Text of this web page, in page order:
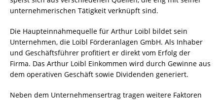
unternehmerischen Tätigkeit verknüpft sind.
Die Haupteinnahmequelle für Arthur Loibl bildet sein
Unternehmen, die Loibl Förderanlagen GmbH. Als Inhaber
und Geschäftsführer profitiert er direkt vom Erfolg der
Firma. Das Arthur Loibl Einkommen wird durch Gewinne aus
dem operativen Geschäft sowie Dividenden generiert.
Neben dem Unternehmensertrag tragen weitere Faktoren